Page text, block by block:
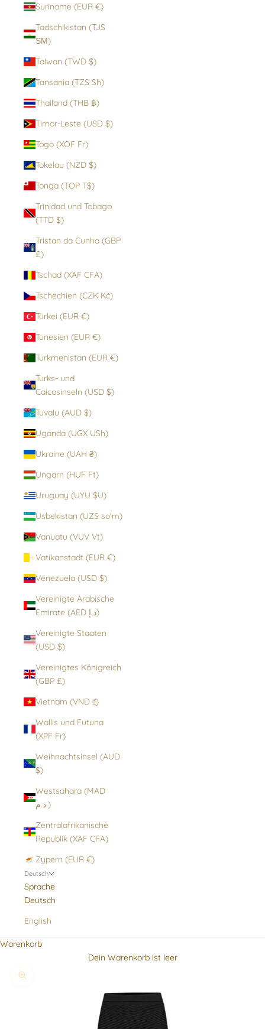
Suriname (EUR €)
Tadschikistan (TJS
ЅМ)
Taiwan (TWD $)
Tansania (TZS Sh)
Thailand (THB ฿)
Timor-Leste (USD $)
Togo (XOF Fr)
Tokelau (NZD $)
Tonga (TOP T$)
Trinidad und Tobago
(TTD $)
Tristan da Cunha (GBP
£)
Tschad (XAF CFA)
Tschechien (CZK Kč)
Türkei (EUR €)
Tunesien (EUR €)
Turkmenistan (EUR €)
Turks- und
Caicosinseln (USD $)
Tuvalu (AUD $)
Uganda (UGX USh)
Ukraine (UAH ₴)
Ungarn (HUF Ft)
Uruguay (UYU $U)
Usbekistan (UZS so'm)
Vanuatu (VUV Vt)
Vatikanstadt (EUR €)
Venezuela (USD $)
Vereinigte Arabische
Emirate (AED د.إ)
Vereinigte Staaten
(USD $)
Vereinigtes Königreich
(GBP £)
Vietnam (VND ₫)
Wallis und Futuna
(XPF Fr)
Weihnachtsinsel (AUD
$)
Westsahara (MAD
د.م.)
Zentralafrikanische
Republik (XAF CFA)
Zypern (EUR €)
Deutsch
Sprache
Deutsch
English
Warenkorb
Dein Warenkorb ist leer
Bild vergrößern